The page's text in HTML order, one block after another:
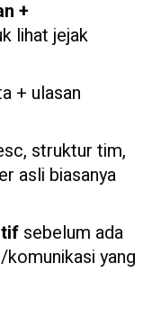
+
lihat jejak
+ ulasan
struktur tim,
asli biasanya
sebelum ada
yang